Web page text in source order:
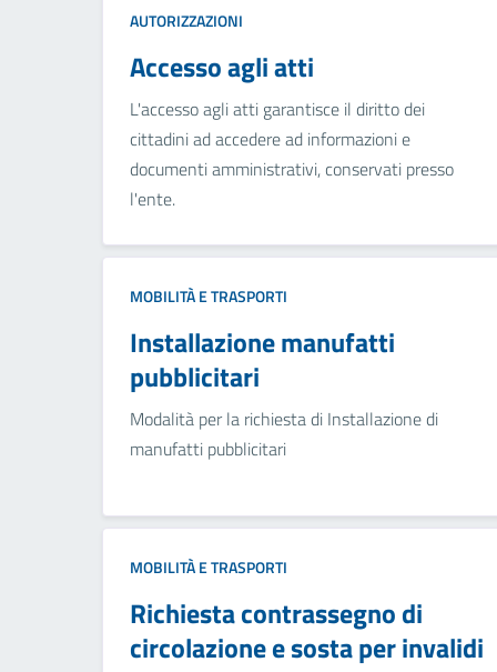
AUTORIZZAZIONI
Accesso agli atti
L'accesso agli atti garantisce il diritto dei
cittadini ad accedere ad informazioni e
documenti amministrativi, conservati presso
l'ente.
MOBILITÀ E TRASPORTI
Installazione manufatti
pubblicitari
Modalità per la richiesta di Installazione di
manufatti pubblicitari
MOBILITÀ E TRASPORTI
Richiesta contrassegno di
circolazione e sosta per invalidi